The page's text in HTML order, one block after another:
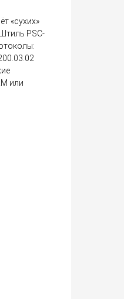
«сухих»
PSC-
или